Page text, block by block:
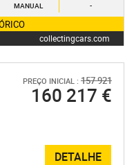
MANUAL -
collectingcars.com
PREÇO INICIAL : 157 921
160 217 €
DETALHE